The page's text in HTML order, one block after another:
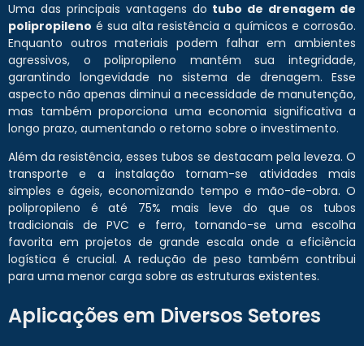
Uma das principais vantagens do tubo de drenagem de
polipropileno é sua alta resistência a químicos e corrosão.
Enquanto outros materiais podem falhar em ambientes
agressivos, o polipropileno mantém sua integridade,
garantindo longevidade no sistema de drenagem. Esse
aspecto não apenas diminui a necessidade de manutenção,
mas também proporciona uma economia significativa a
longo prazo, aumentando o retorno sobre o investimento.
Além da resistência, esses tubos se destacam pela leveza. O
transporte e a instalação tornam-se atividades mais
simples e ágeis, economizando tempo e mão-de-obra. O
polipropileno é até 75% mais leve do que os tubos
tradicionais de PVC e ferro, tornando-se uma escolha
favorita em projetos de grande escala onde a eficiência
logística é crucial. A redução de peso também contribui
para uma menor carga sobre as estruturas existentes.
Aplicações em Diversos Setores